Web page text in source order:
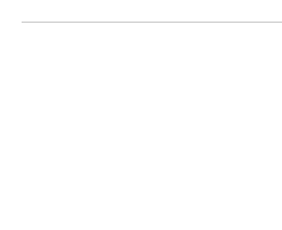
Profissionais no